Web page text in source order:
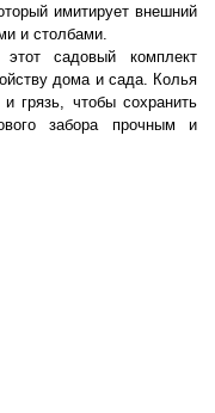
имитирует внешний
и столбами.
садовый комплект
дома и сада. Колья
грязь, чтобы сохранить
забора прочным и